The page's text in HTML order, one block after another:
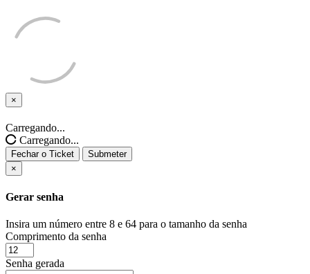
×
Fechar
Ticket
Carregando...
Carregando...
Fechar o Ticket
Submeter
×
Gerar senha
Insira um número entre 8 e 64 para o tamanho da senha
Comprimento da senha
Senha gerada